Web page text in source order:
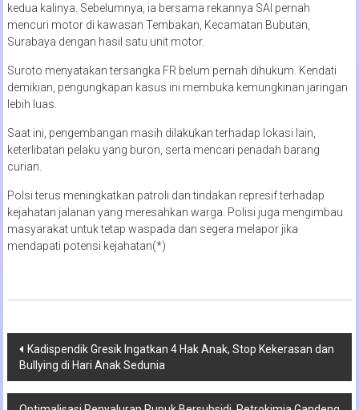
kedua kalinya. Sebelumnya, ia bersama rekannya SAI pernah
mencuri motor di kawasan Tembakan, Kecamatan Bubutan,
Surabaya dengan hasil satu unit motor.
Suroto menyatakan tersangka FR belum pernah dihukum. Kendati
demikian, pengungkapan kasus ini membuka kemungkinan jaringan
lebih luas.
Saat ini, pengembangan masih dilakukan terhadap lokasi lain,
keterlibatan pelaku yang buron, serta mencari penadah barang
curian.
Polsi terus meningkatkan patroli dan tindakan represif terhadap
kejahatan jalanan yang meresahkan warga. Polisi juga mengimbau
masyarakat untuk tetap waspada dan segera melapor jika
mendapati potensi kejahatan(*)
Navigasi
pos
Kadispendik Gresik Ingatkan 4 Hak Anak, Stop Kekerasan dan
Bullying di Hari Anak Sedunia